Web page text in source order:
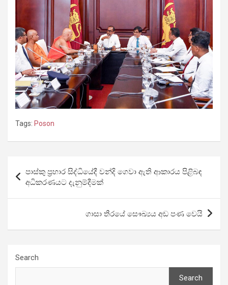
Tags: Poson
navigation
පාස්කු ප්‍රහාර සිද්ධියේදී වන්දි ගෙවා ඇති ආකාරය පිළිබඳ
අධිකරණයට දැනුම්දීමක්
ගාසා තීරයේ සෞඛ්‍යය අඩ පණ වෙයි
Search
Search